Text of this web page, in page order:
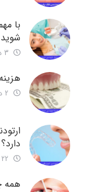
با
شوید
دارد؟
همه